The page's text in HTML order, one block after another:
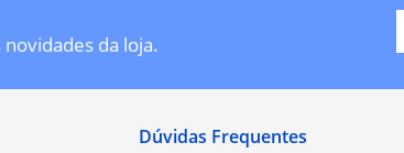
da loja.
Dúvidas Frequentes